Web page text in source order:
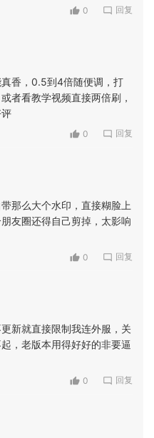
0 回复
香，0.5到4倍随便调，打
者看教学视频直接两倍刷，
0 回复
那么大个水印，直接糊脸上
友圈还得自己剪掉，太影响
0 回复
新就直接限制我连外服，关
，老版本用得好好的非要逼
0 回复